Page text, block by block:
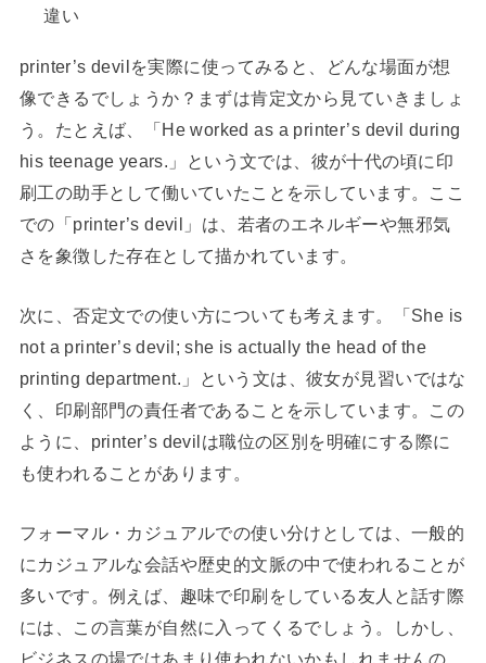
違い
printer’s devilを実際に使ってみると、どんな場面が想
像できるでしょうか？まずは肯定文から見ていきましょ
う。たとえば、「He worked as a printer’s devil during
his teenage years.」という文では、彼が十代の頃に印
刷工の助手として働いていたことを示しています。ここ
での「printer’s devil」は、若者のエネルギーや無邪気
さを象徴した存在として描かれています。
次に、否定文での使い方についても考えます。「She is
not a printer’s devil; she is actually the head of the
printing department.」という文は、彼女が見習いではな
く、印刷部門の責任者であることを示しています。この
ように、printer’s devilは職位の区別を明確にする際に
も使われることがあります。
フォーマル・カジュアルでの使い分けとしては、一般的
にカジュアルな会話や歴史的文脈の中で使われることが
多いです。例えば、趣味で印刷をしている友人と話す際
には、この言葉が自然に入ってくるでしょう。しかし、
ビジネスの場ではあまり使われないかもしれませんの